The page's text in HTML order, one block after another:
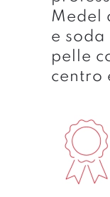
Medel
e
pelle
centro